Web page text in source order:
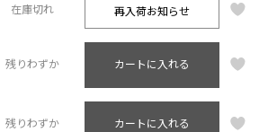
在庫切れ 再入荷お知らせ
残りわずか カートに入れる
残りわずか カートに入れる